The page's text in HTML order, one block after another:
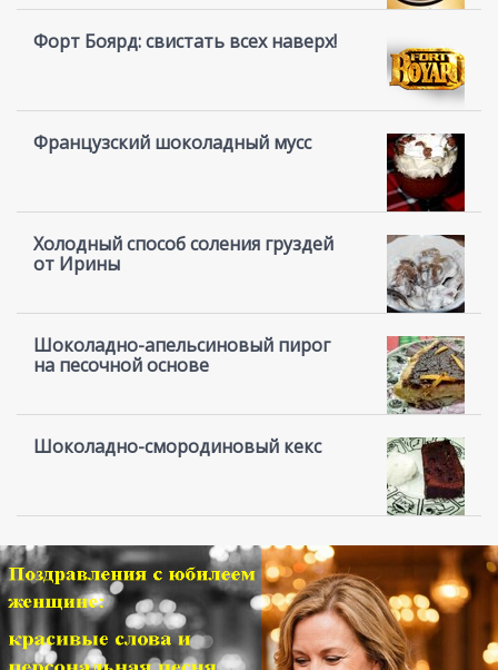
Форт Боярд: свистать всех наверх!
Французский шоколадный мусс
Холодный способ соления груздей
от Ирины
Шоколадно-апельсиновый пирог
на песочной основе
Шоколадно-смородиновый кекс